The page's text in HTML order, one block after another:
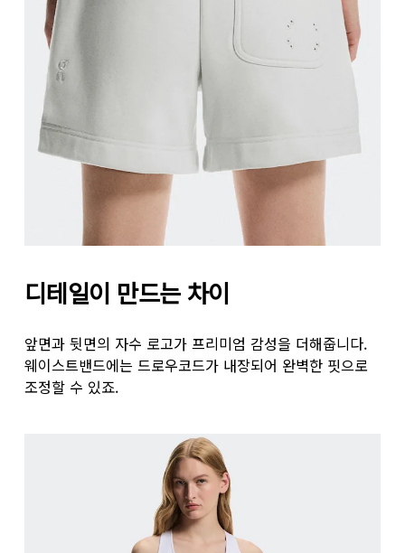
디테일이 만드는 차이
앞면과 뒷면의 자수 로고가 프리미엄 감성을 더해줍니다.
웨이스트밴드에는 드로우코드가 내장되어 완벽한 핏으로
조정할 수 있죠.